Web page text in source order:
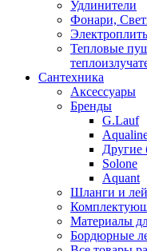
Удлинители
Фонари,
Тепловые
Сантехника
Аксессуары
Бренды
G.Lauf
Другие
Solone
Aquant
Шланги и
Материалы
Бордюрные